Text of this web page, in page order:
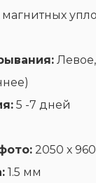
магнитных
5 -7 дней
2050 х
1.5 мм